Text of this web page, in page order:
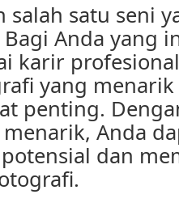
salah satu seni
Anda yang
karir
yang
penting.
Anda
dan